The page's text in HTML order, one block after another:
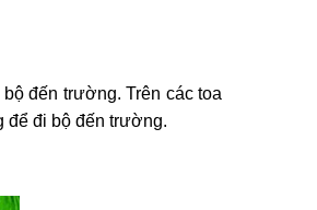
đến trường. Trên các toa
để đi bộ đến trường.